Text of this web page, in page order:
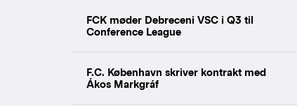
FCK møder Debreceni VSC i Q3 til
Conference League
F.C. København skriver kontrakt med
Ákos Markgráf